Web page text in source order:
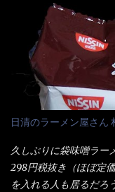
油脂、植物性たん白
ぷら)、添付調味料(砂
水分解物、ねぎ、香辛
料(アミノ酸等)、炭酸
(Na)、増粘多糖類、
色素、香料、ベニコウ
抽出物、(一部にえび
いも・ゼラチンを含む
入っている！ あの半
さば！？ さばって鯖
比較 緑のたぬき ...
いつきました。 見た
る・・・ でもパッケ
ヤングの【獄激辛焼き
レーもな！ 今回、カ
さレベルが記載され
位の辛さと云っている
も経つと記憶の彼方に
のではない。 記憶に
云う事（当時） 開封
ップヌードルは基本蓋
デビュー時からの最
日清のラーメン屋さ
久しぶりに袋味噌ラ
298円税抜き（ほぼ定
を入れる人も居るだろ